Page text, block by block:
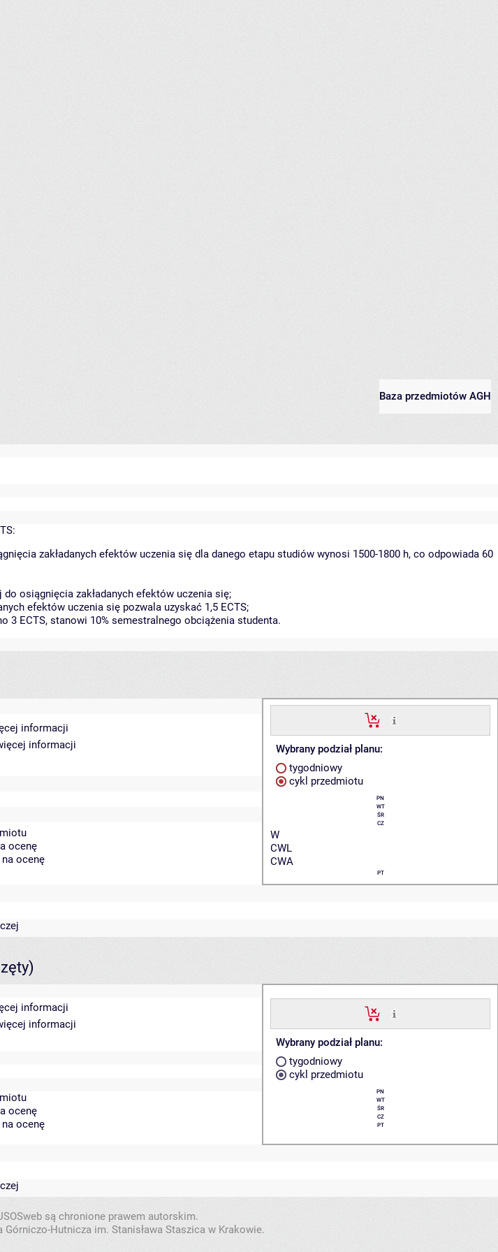
Baza przedmiotów AGH
zakładanych efektów uczenia się dla danego etapu studiów wynosi 1500-1800 h, co odpowiada 60
osiągnięcia zakładanych efektów uczenia się;
efektów uczenia się pozwala uzyskać 1,5 ECTS;
3 ECTS, stanowi 10% semestralnego obciążenia studenta.
Wybrany podział planu:
tygodniowy
cykl przedmiotu
PN
WT
ŚR
CZ
W
CWL
CWA
PT
informacji
informacji
ocenę
ocenę
Wybrany podział planu:
tygodniowy
cykl przedmiotu
PN
WT
ŚR
CZ
PT
informacji
informacji
ocenę
ocenę
są chronione prawem autorskim.
Hutnicza im. Stanisława Staszica w Krakowie.